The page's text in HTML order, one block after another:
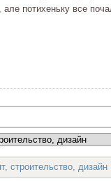
але потихеньку все
строительство, дизайн